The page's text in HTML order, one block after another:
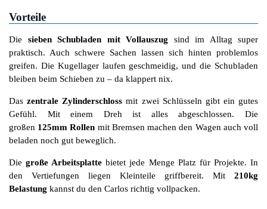
Vorteile
Die sieben Schubladen mit Vollauszug sind im Alltag super
praktisch. Auch schwere Sachen lassen sich hinten problemlos
greifen. Die Kugellager laufen geschmeidig, und die Schubladen
bleiben beim Schieben zu – da klappert nix.
Daszentrale Zylinderschloss mit zwei Schlüsseln gibt ein gutes
Gefühl. Mit einem Dreh ist alles abgeschlossen. Die
großen 125mm Rollen mit Bremsen machen den Wagen auch voll
beladen noch gut beweglich.
Diegroße Arbeitsplatte bietet jede Menge Platz für Projekte. In
den Vertiefungen liegen Kleinteile griffbereit. Mit 210kg
Belastung kannst du den Carlos richtig vollpacken.